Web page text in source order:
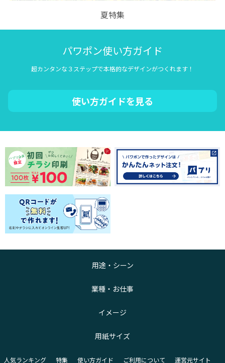
夏特集
パワポン使い方ガイド
超カンタンな３ステップで本格的なデザインがつくれます！
使い方ガイドを見る
用途・シーン
業種・お仕事
イメージ
用紙サイズ
人気ランキング 特集 使い方ガイド ご利用について 運営元サイト